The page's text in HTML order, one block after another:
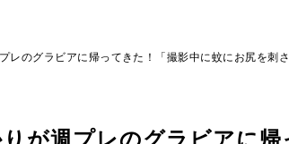
レのグラビアに帰ってきた！「撮影中に蚊にお尻を刺
が週プレのグラビアに